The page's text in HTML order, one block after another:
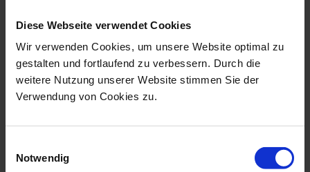
Diese Webseite verwendet Cookies
Wir verwenden Cookies, um unsere Website optimal zu
gestalten und fortlaufend zu verbessern. Durch die
weitere Nutzung unserer Website stimmen Sie der
Verwendung von Cookies zu.
Notwendig
online
Dr. Christian Leonhardt